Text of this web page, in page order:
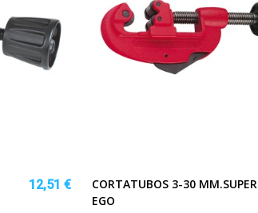
12,51 €
CORTATUBOS 3-30 MM.SUPER
EGO